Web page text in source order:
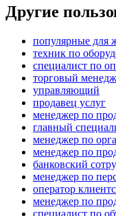
Другие
популярные для
техник по
специалист по
торговый
управляющий
продавец услуг
менеджер по
главный
менеджер по
менеджер по
банковский
менеджер по
оператор
менеджер по